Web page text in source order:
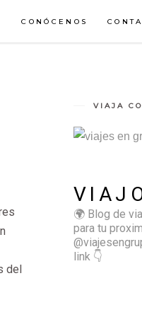
CONÓCENOS
del
VIAJA
🌍 Blog de
para tu
link 👇